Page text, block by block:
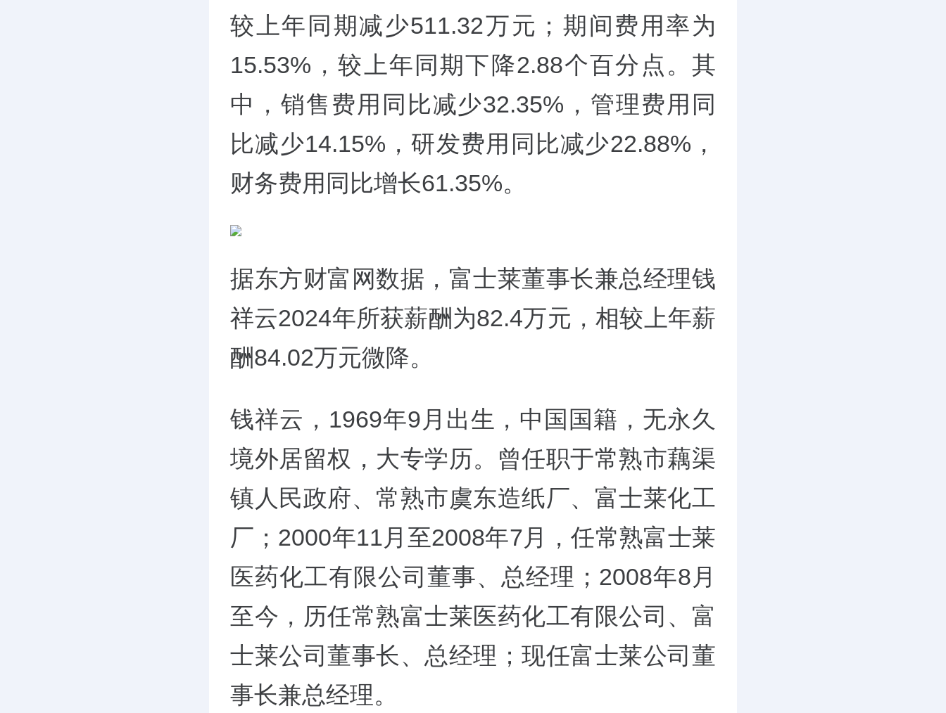
较上年同期减少511.32万元；期间费用率为
15.53%，较上年同期下降2.88个百分点。其
中，销售费用同比减少32.35%，管理费用同
比减少14.15%，研发费用同比减少22.88%，
财务费用同比增长61.35%。
据东方财富网数据， 富士莱董事长兼总经理钱
祥云2024年所获薪酬为82.4万元，相较上年薪
酬84.02万元微降。
钱祥云，1969年9月出生，中国国籍，无永久
境外居留权，大专学历。曾任职于常熟市藕渠
镇人民政府、常熟市虞东造纸厂、富士莱化工
厂；2000年11月至2008年7月，任常熟富士莱
医药化工有限公司董事、总经理；2008年8月
至今，历任常熟富士莱医药化工有限公司、富
士莱公司董事长、总经理；现任富士莱公司董
事长兼总经理。